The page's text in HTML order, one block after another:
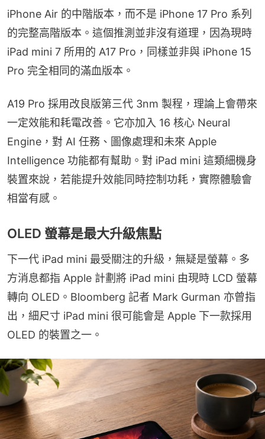
iPhone Air 的中階版本，而不是 iPhone 17 Pro 系列
的完整高階版本。這個推測並非沒有道理，因為現時
iPad mini 7 所用的 A17 Pro，同樣並非與 iPhone 15
Pro 完全相同的滿血版本。
A19 Pro 採用改良版第三代 3nm 製程，理論上會帶來
一定效能和耗電改善。它亦加入 16 核心 Neural
Engine，對 AI 任務、圖像處理和未來 Apple
Intelligence 功能都有幫助。對 iPad mini 這類細機身
裝置來說，若能提升效能同時控制功耗，實際體驗會
相當有感。
OLED 螢幕是最大升級焦點
下一代 iPad mini 最受關注的升級，無疑是螢幕。多
方消息都指 Apple 計劃將 iPad mini 由現時 LCD 螢幕
轉向 OLED。Bloomberg 記者 Mark Gurman 亦曾指
出，細尺寸 iPad mini 很可能會是 Apple 下一款採用
OLED 的裝置之一。